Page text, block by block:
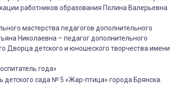
работников образования Полина Валерьевна
мастерства педагогов дополнительного
Николаевна – педагог дополнительного
Дворца детского и юношеского творчества имени
года»
сада № 5 «Жар-птица» города Брянска.